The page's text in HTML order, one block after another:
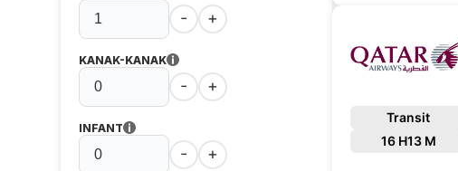
- +
KANAK-KANAK
- +
INFANT
- +
Transit
16 H13 M